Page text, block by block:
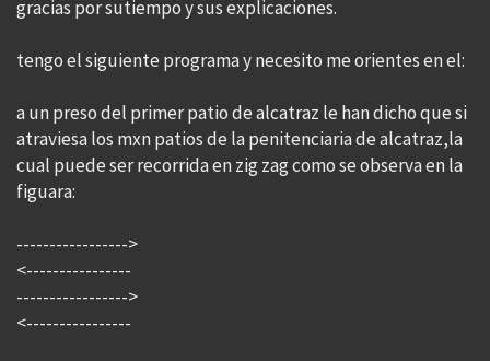
gracias por sutiempo y sus explicaciones.
tengo el siguiente programa y necesito me orientes en el:
a un preso del primer patio de alcatraz le han dicho que si
atraviesa los mxn patios de la penitenciaria de alcatraz,la
cual puede ser recorrida en zig zag como se observa en la
figuara:
----------------->
<----------------
----------------->
<----------------